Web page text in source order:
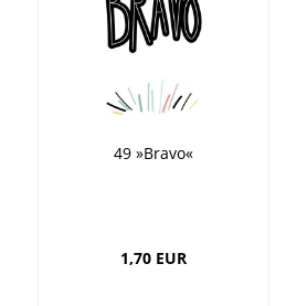
49 »Bravo«
1,70 EUR